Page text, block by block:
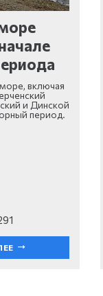
включая
и Динской
период.